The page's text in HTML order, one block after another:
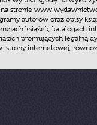
stronie
autorów oraz opisy
książek, katalogach
promujących legalną
strony internetowej,